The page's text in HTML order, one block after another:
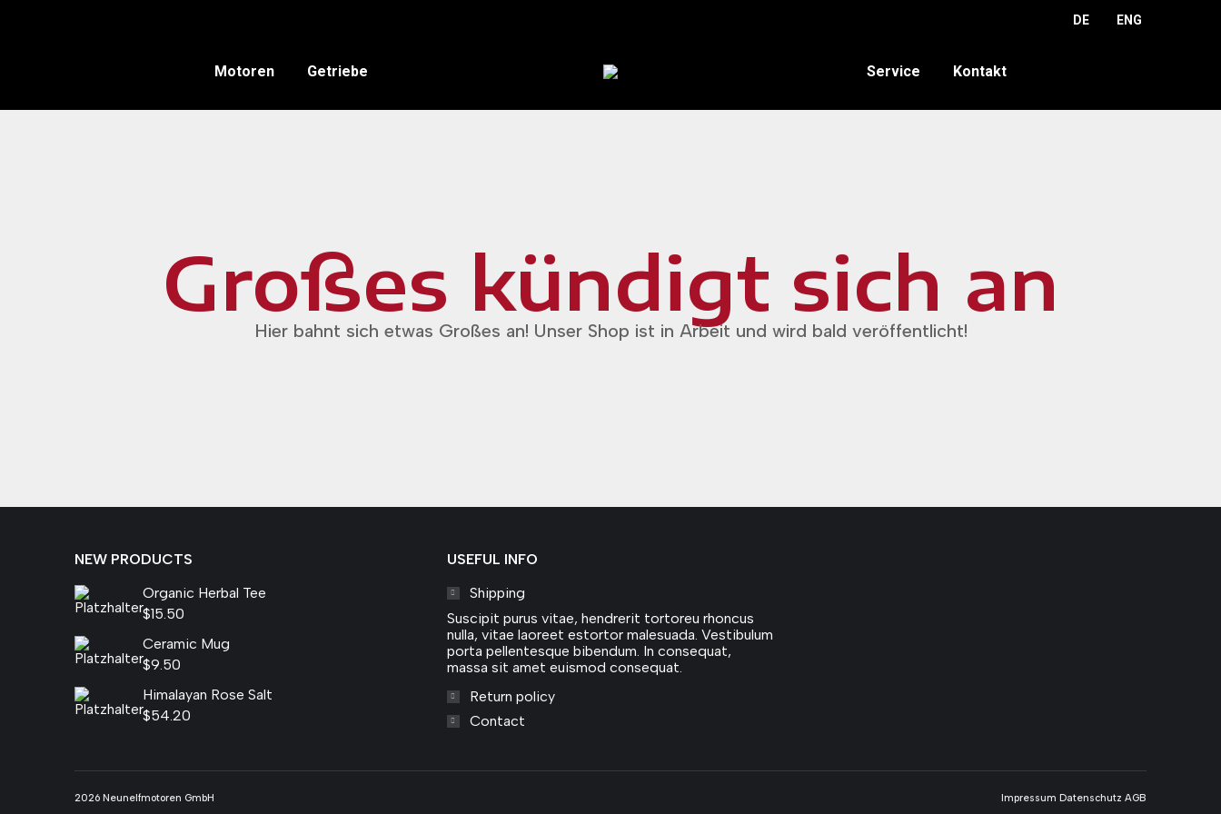
DE ENG
Motoren Getriebe Service Kontakt
Großes kündigt sich an
Hier bahnt sich etwas Großes an! Unser Shop ist in Arbeit und wird bald veröffentlicht!
NEW PRODUCTS
Organic Herbal Tee
$15.50
Ceramic Mug
$9.50
Himalayan Rose Salt
$54.20
USEFUL INFO
Shipping
Suscipit purus vitae, hendrerit tortoreu rhoncus
nulla, vitae laoreet estortor malesuada. Vestibulum
porta pellentesque bibendum. In consequat,
massa sit amet euismod consequat.
Return policy
Contact
2026 Neunelfmotoren GmbH Impressum Datenschutz AGB